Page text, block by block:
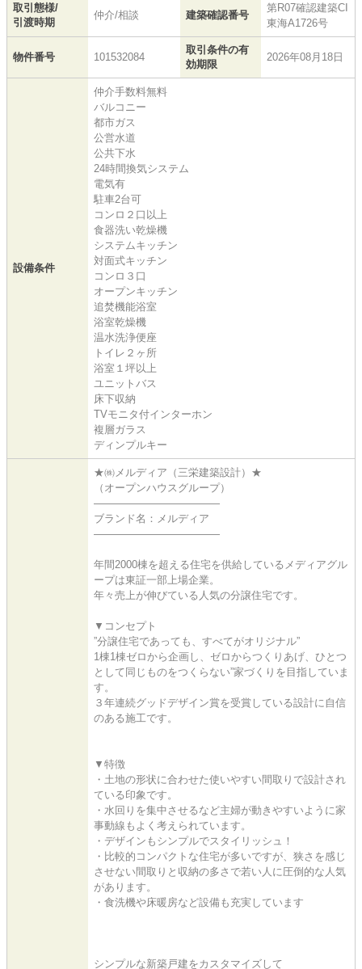
取引態様/
引渡時期
仲介/相談 建築確認番号
第R07確認建築CI
東海A1726号
物件番号 101532084
取引条件の有
効期限
2026年08月18日
設備条件
仲介手数料無料
バルコニー
都市ガス
公営水道
公共下水
24時間換気システム
電気有
駐車2台可
コンロ２口以上
食器洗い乾燥機
システムキッチン
対面式キッチン
コンロ３口
オープンキッチン
追焚機能浴室
浴室乾燥機
温水洗浄便座
トイレ２ヶ所
浴室１坪以上
ユニットバス
床下収納
TVモニタ付インターホン
複層ガラス
ディンプルキー
★㈱メルディア（三栄建築設計）★
（オープンハウスグループ）
――――――――――――
ブランド名：メルディア
――――――――――――
年間2000棟を超える住宅を供給しているメディアグル
ープは東証一部上場企業。
年々売上が伸びている人気の分譲住宅です。
▼コンセプト
”分譲住宅であっても、すべてがオリジナル”
1棟1棟ゼロから企画し、ゼロからつくりあげ、ひとつ
として同じものをつくらない”家づくりを目指していま
す。
３年連続グッドデザイン賞を受賞している設計に自信
のある施工です。
▼特徴
・土地の形状に合わせた使いやすい間取りで設計され
ている印象です。
・水回りを集中させるなど主婦が動きやすいように家
事動線もよく考えられています。
・デザインもシンプルでスタイリッシュ！
・比較的コンパクトな住宅が多いですが、狭さを感じ
させない間取りと収納の多さで若い人に圧倒的な人気
があります。
・食洗機や床暖房など設備も充実しています
シンプルな新築戸建をカスタマイズして